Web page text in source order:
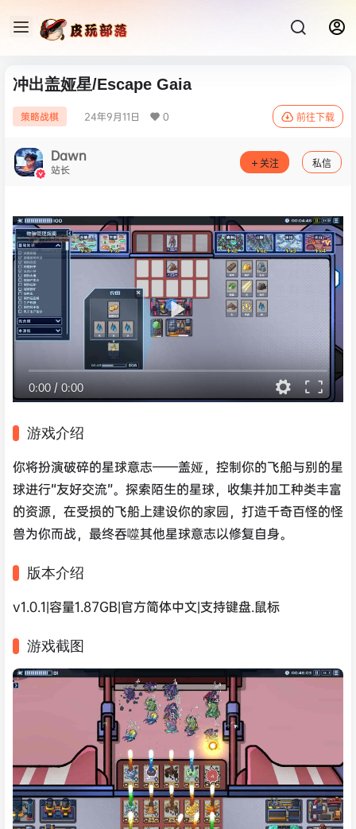
冲出盖娅星/Escape Gaia
策略战棋 24年9月11日 0 前往下载
Dawn
站长 关注 私信
0:00/ 0:00
游戏介绍
你将扮演破碎的星球意志——盖娅，控制你的飞船与别的星
球进行“友好交流”。探索陌生的星球，收集并加工种类丰富
的资源，在受损的飞船上建设你的家园，打造千奇百怪的怪
兽为你而战，最终吞噬其他星球意志以修复自身。
版本介绍
v1.0.1|容量1.87GB|官方简体中文|支持键盘.鼠标
游戏截图